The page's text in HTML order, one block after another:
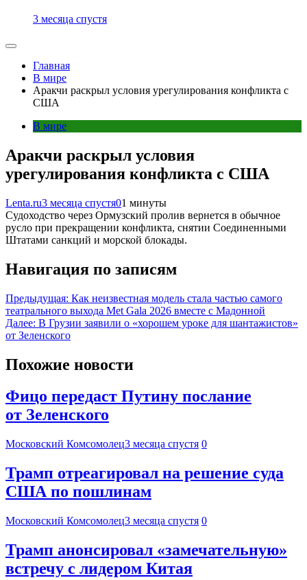
3 месяца спустя
Главная
В мире
Аракчи раскрыл условия урегулирования конфликта с
США
В мире
Аракчи раскрыл условия
урегулирования конфликта с США
Lenta.ru3 месяца спустя01 минуты
Судоходство через Ормузский пролив вернется в обычное
русло при прекращении конфликта, снятии Соединенными
Штатами санкций и морской блокады.
Навигация по записям
Предыдущая: Как неизвестная модель стала частью самого
театрального выхода Met Gala 2026 вместе с Мадонной
Далее: В Грузии заявили о «хорошем уроке для шантажистов»
от Зеленского
Похожие новости
Фицо передаст Путину послание
от Зеленского
Московский Комсомолец3 месяца спустя 0
Трамп отреагировал на решение суда
США по пошлинам
Московский Комсомолец3 месяца спустя 0
Трамп анонсировал «замечательную»
встречу с лидером Китая